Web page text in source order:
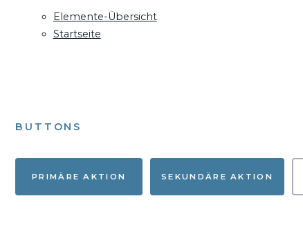
Elemente-Übersicht
Startseite
BUTTONS
PRIMÄRE AKTION SEKUNDÄRE AKTION